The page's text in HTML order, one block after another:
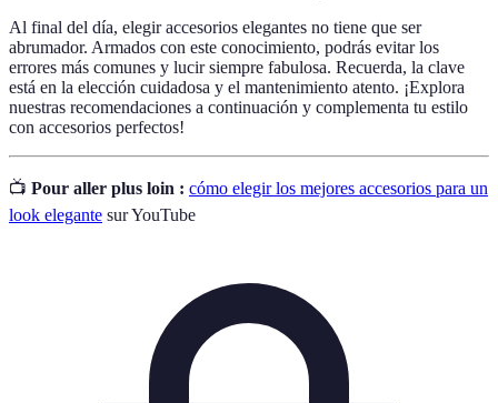
Al final del día, elegir accesorios elegantes no tiene que ser
abrumador. Armados con este conocimiento, podrás evitar los
errores más comunes y lucir siempre fabulosa. Recuerda, la clave
está en la elección cuidadosa y el mantenimiento atento. ¡Explora
nuestras recomendaciones a continuación y complementa tu estilo
con accesorios perfectos!
📺 Pour aller plus loin : cómo elegir los mejores accesorios para un
look elegante sur YouTube